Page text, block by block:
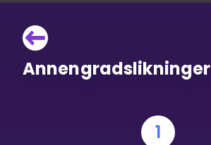
Annengradslikninger
1